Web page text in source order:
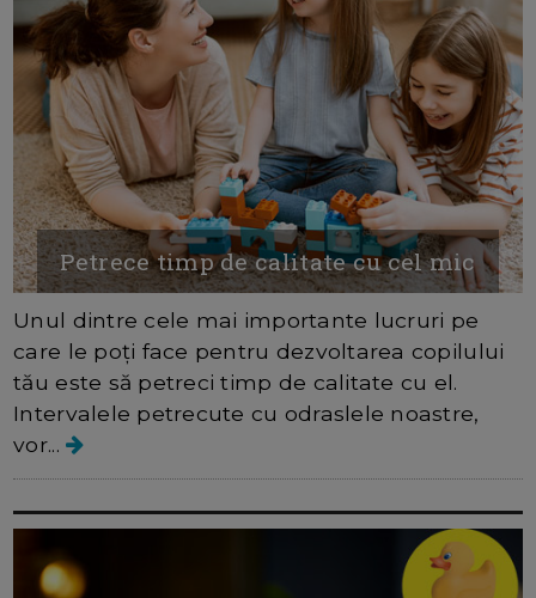
Petrece timp de calitate cu cel mic
Unul dintre cele mai importante lucruri pe
care le poți face pentru dezvoltarea copilului
tău este să petreci timp de calitate cu el.
Intervalele petrecute cu odraslele noastre,
vor...